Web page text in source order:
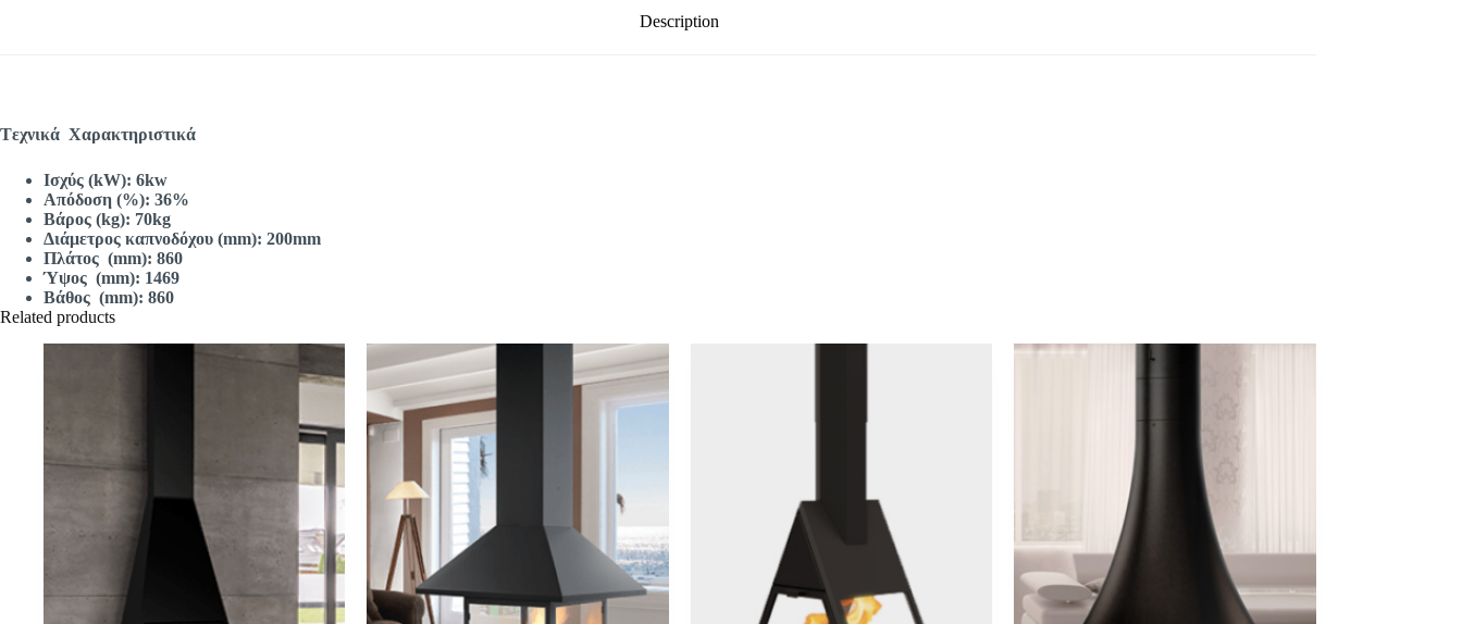
Description
Tεχνικά Χαρακτηριστικά
Ισχύς (kW): 6kw
Απόδοση (%): 36%
Βάρος (kg): 70kg
Διάμετρος καπνοδόχου (mm): 200mm
Πλάτος (mm): 860
Ύψος (mm): 1469
Βάθος (mm): 860
Related products